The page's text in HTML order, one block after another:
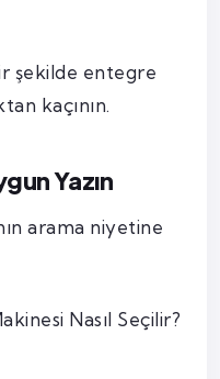
şekilde entegre
kaçının.
Yazın
arama niyetine
Nasıl Seçilir?